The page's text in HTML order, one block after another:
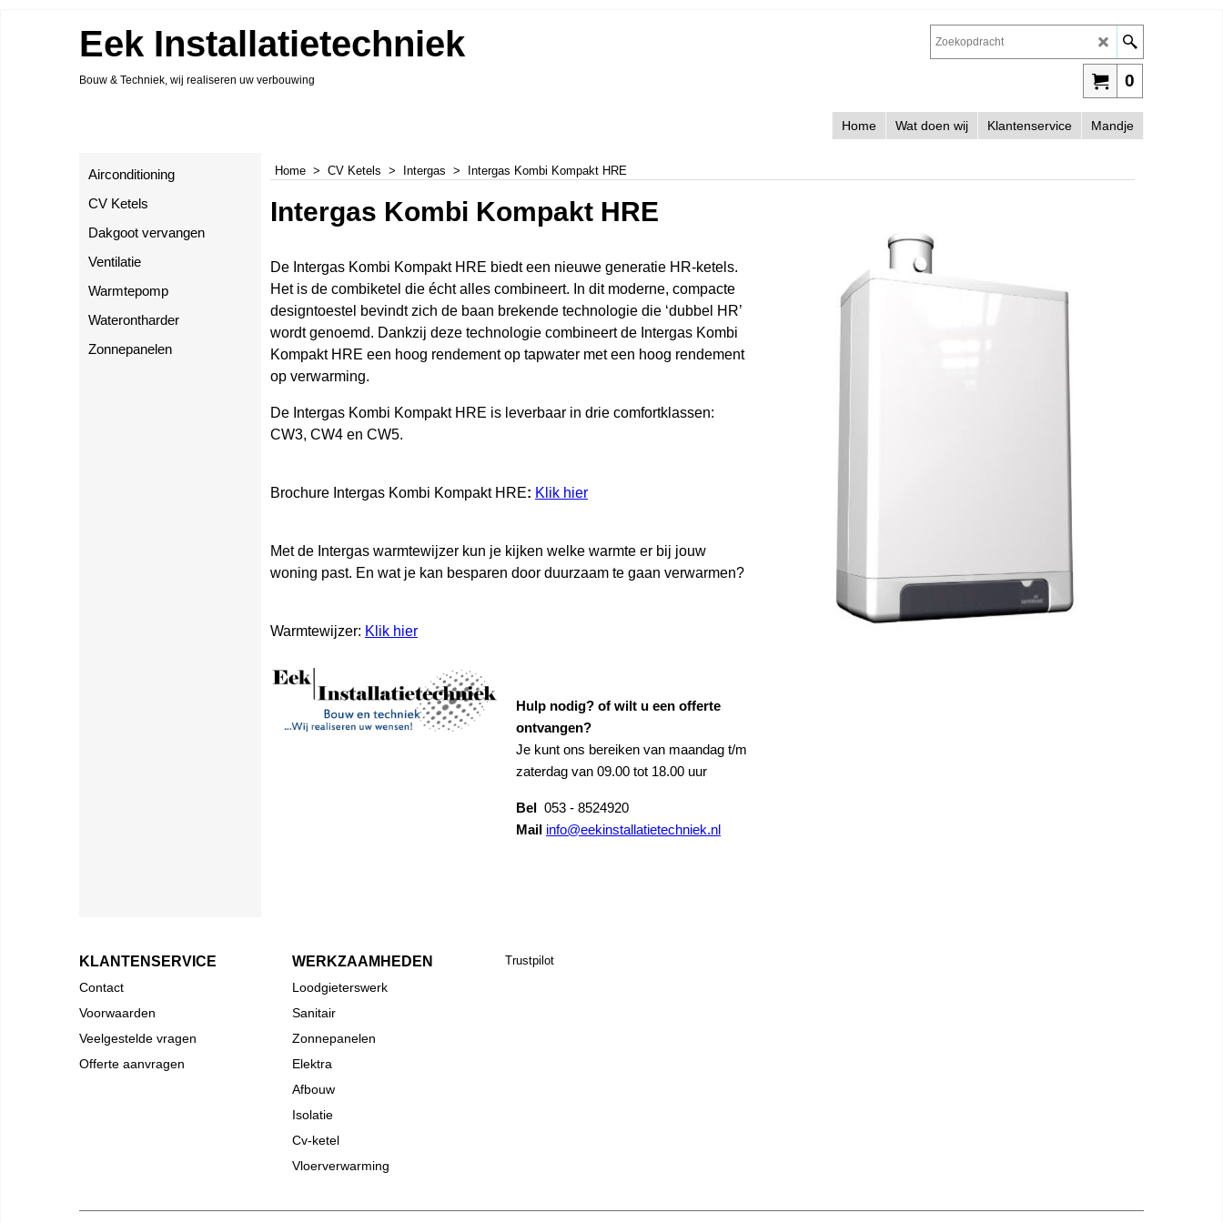
Eek Installatietechniek
Bouw & Techniek, wij realiseren uw verbouwing 0
Home Wat doen wij Klantenservice Mandje
Airconditioning
CV Ketels
Dakgoot vervangen
Ventilatie
Warmtepomp
Waterontharder
Zonnepanelen
Home > CV Ketels > Intergas > Intergas Kombi Kompakt HRE
Intergas Kombi Kompakt HRE
De Intergas Kombi Kompakt HRE biedt een nieuwe generatie HR-ketels.
Het is de combiketel die écht alles combineert. In dit moderne, compacte
designtoestel bevindt zich de baan brekende technologie die ‘dubbel HR’
wordt genoemd. Dankzij deze technologie ­combineert de Intergas Kombi
Kompakt HRE een hoog rendement op tapwater met een hoog rendement
op verwarming.
De Intergas Kombi Kompakt HRE is leverbaar in drie comfortklassen:
CW3, CW4 en CW5.
Brochure Intergas Kombi Kompakt HRE: Klik hier
Met de Intergas warmtewijzer kun je kijken welke warmte er bij jouw
woning past. En wat je kan besparen door duurzaam te gaan verwarmen?
Warmtewijzer: Klik hier
Hulp nodig? of wilt u een offerte
ontvangen?
Je kunt ons bereiken van maandag t/m
zaterdag van 09.00 tot 18.00 uur
Bel 053 - 8524920
Mail info@eekinstallatietechniek.nl
KLANTENSERVICE
Contact
Voorwaarden
Veelgestelde vragen
Offerte aanvragen
WERKZAAMHEDEN
Loodgieterswerk
Sanitair
Zonnepanelen
Elektra
Afbouw
Isolatie
Cv-ketel
Vloerverwarming
Trustpilot